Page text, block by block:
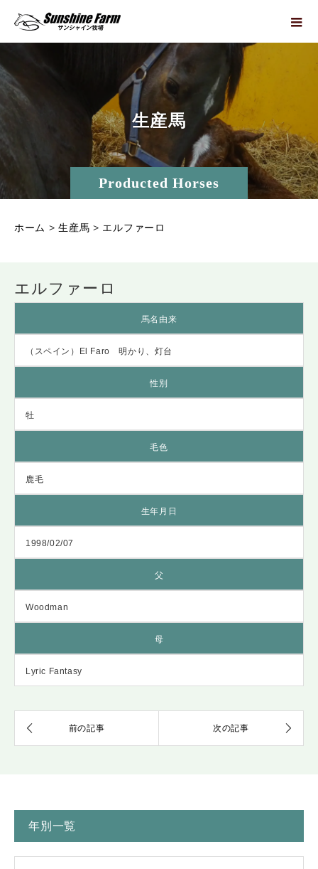
Producted Horses
生産馬
ホーム >生産馬 > エルファーロ
エルファーロ
馬名由来
（スペイン）El Faro 明かり、灯台
性別
牡
毛色
鹿毛
生年月日
1998/02/07
父
Woodman
母
Lyric Fantasy
年別一覧